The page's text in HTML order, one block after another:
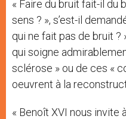
« Faire du bruit fait-il du
sens ? », s’est-il
qui ne fait pas de bruit ?
qui soigne
sclérose » ou de ces «
oeuvrent à la
« Benoît XVI nous invite